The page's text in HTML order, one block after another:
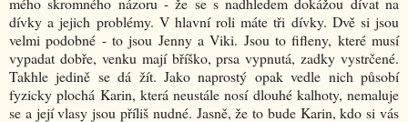
dívky a jejich problémy. V hlavní roli máte tři dívky. Dvě si jsou
velmi podobné - to jsou Jenny a Viki. Jsou to fifleny, které musí
vypadat dobře, venku mají bříško, prsa vypnutá, zadky vystrčené.
Takhle jedině se dá žít. Jako naprostý opak vedle nich působí
fyzicky plochá Karin, která neustále nosí dlouhé kalhoty, nemaluje
se a její vlasy jsou příliš nudné. Jasně, že to bude Karin, kdo si vás